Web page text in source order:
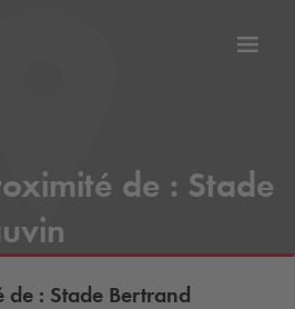
de : Stade
: Stade Bertrand